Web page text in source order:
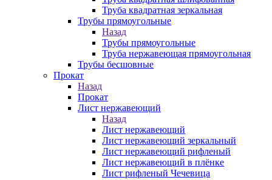
Труба квадратная зеркальная
Трубы прямоугольные
Назад
Трубы прямоугольные
Труба нержавеющая прямоугольная
Трубы бесшовные
Прокат
Назад
Прокат
Лист нержавеющий
Назад
Лист нержавеющий
Лист нержавеющий зеркальный
Лист нержавеющий рифленый
Лист нержавеющий в плёнке
Лист рифленый Чечевица